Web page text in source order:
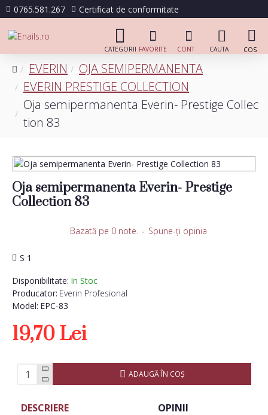
0765.581.267 Certificat de conformitate
EVERIN
OJA SEMIPERMANENTA
EVERIN PRESTIGE COLLECTION
Oja semipermanenta Everin- Prestige Collec
tion 83
Oja semipermanenta Everin- Prestige
Collection 83
Disponibilitate: In Stoc
Producator: Everin Profesional
Model: EPC-83
S 1
Bazată pe 0 note. - Spune-ţi opinia
19,70 Lei
ADAUGĂ ÎN COŞ
DESCRIERE OPINII